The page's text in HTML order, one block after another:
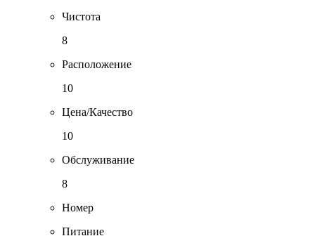
Чистота
8
Расположение
10
Цена/Качество
10
Обслуживание
8
Номер
Питание